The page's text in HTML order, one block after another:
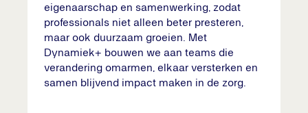
eigenaarschap en samenwerking, zodat
professionals niet alleen beter presteren,
maar ook duurzaam groeien. Met
Dynamiek+ bouwen we aan teams die
verandering omarmen, elkaar versterken en
samen blijvend impact maken in de zorg.